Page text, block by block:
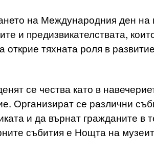
на Международния ден
и предизвикателствата,
открие тяхната роля в
се чества като в
Организират се различни
и да върнат гражданите в
събития е Нощта на